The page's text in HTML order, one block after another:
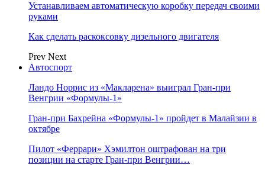
Устанавливаем автоматическую коробку передач своими
руками
Как сделать раскоксовку дизельного двигателя
Prev Next
Автоспорт
Ландо Норрис из «Макларена» выиграл Гран‑при
Венгрии «Формулы‑1»
Гран‑при Бахрейна «Формулы‑1» пройдет в Малайзии в
октябре
Пилот «Феррари» Хэмилтон оштрафован на три
позиции на старте Гран‑при Венгрии…